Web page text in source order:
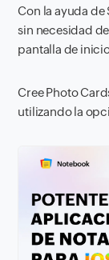
Con la ayuda
sin necesidad
pantalla de
Cree Photo
utilizando la